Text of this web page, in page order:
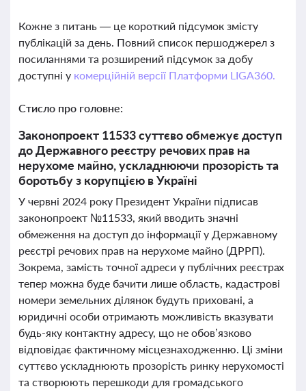
Кожне з питань — це короткий підсумок змісту
публікацій за день. Повний список першоджерел з
посиланнями та розширений підсумок за добу
доступні у комерційній версії Платформи LIGA360.
Стисло про головне:
Законопроект 11533 суттєво обмежує доступ
до Державного реєстру речових прав на
нерухоме майно, ускладнюючи прозорість та
боротьбу з корупцією в Україні
У червні 2024 року Президент України підписав
законопроект №11533, який вводить значні
обмеження на доступ до інформації у Державному
реєстрі речових прав на нерухоме майно (ДРРП).
Зокрема, замість точної адреси у публічних реєстрах
тепер можна буде бачити лише область, кадастрові
номери земельних ділянок будуть приховані, а
юридичні особи отримають можливість вказувати
будь-яку контактну адресу, що не обов’язково
відповідає фактичному місцезнаходженню. Ці зміни
суттєво ускладнюють прозорість ринку нерухомості
та створюють перешкоди для громадського